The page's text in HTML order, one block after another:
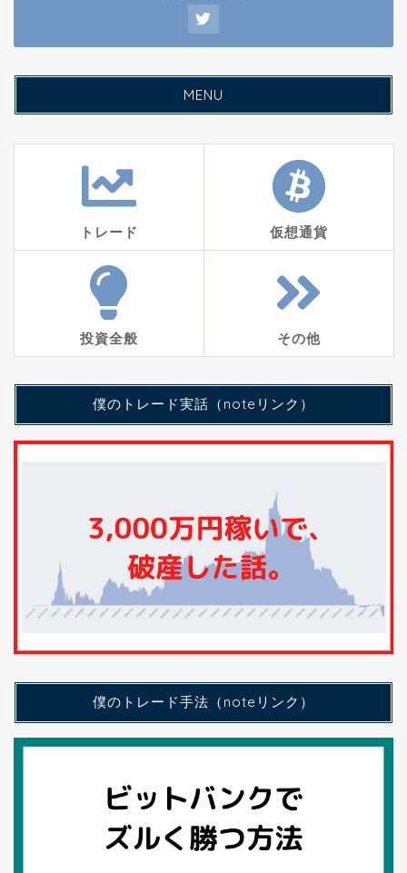
MENU
トレード 仮想通貨
投資全般 その他
僕のトレード実話（noteリンク）
僕のトレード手法（noteリンク）